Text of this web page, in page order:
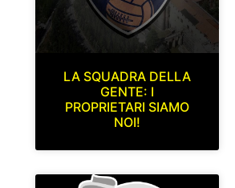
LA SQUADRA DELLA
GENTE: I
PROPRIETARI SIAMO
NOI!